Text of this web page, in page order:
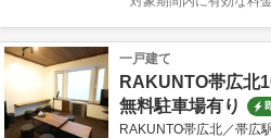
一戸建て
RAKUNTO帯広北
無料駐車場有り
RAKUNTO帯広北／帯広